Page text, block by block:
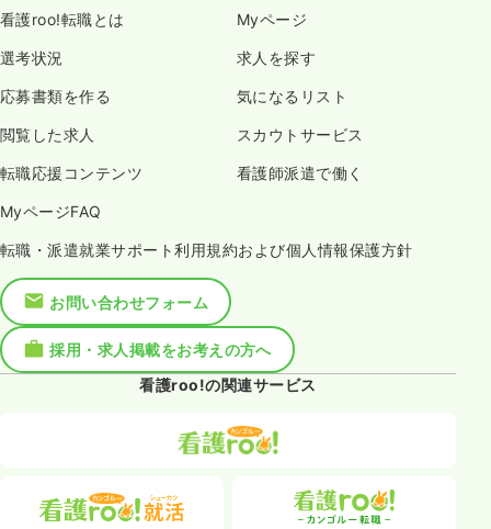
看護roo!転職とは Myページ
選考状況 求人を探す
応募書類を作る 気になるリスト
閲覧した求人 スカウトサービス
転職応援コンテンツ 看護師派遣で働く
MyページFAQ
転職・派遣就業サポート利用規約および個人情報保護方針
お問い合わせフォーム
採用・求人掲載をお考えの方へ
看護roo!の関連サービス